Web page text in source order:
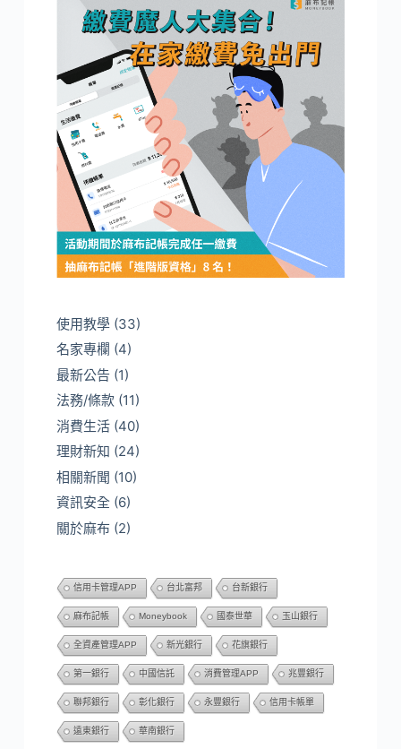
使用教學(33)
名家專欄 (4)
最新公告(1)
法務/條款(11)
消費生活(40)
理財新知 (24)
相關新聞 (10)
資訊安全(6)
關於麻布 (2)
信用卡管理APP 台北富邦 台新銀行
麻布記帳 Moneybook 國泰世華 玉山銀行
全資產管理APP 新光銀行 花旗銀行
第一銀行 中國信託 消費管理APP 兆豐銀行
聯邦銀行 彰化銀行 永豐銀行 信用卡帳單
遠東銀行 華南銀行